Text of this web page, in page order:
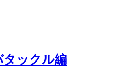
ックル編